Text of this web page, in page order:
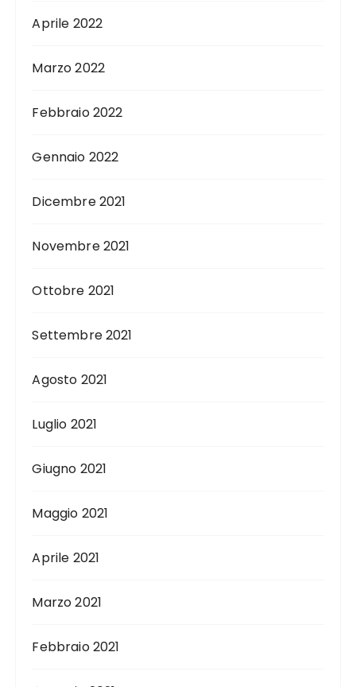
Aprile 2022
Marzo 2022
Febbraio 2022
Gennaio 2022
Dicembre 2021
Novembre 2021
Ottobre 2021
Settembre 2021
Agosto 2021
Luglio 2021
Giugno 2021
Maggio 2021
Aprile 2021
Marzo 2021
Febbraio 2021